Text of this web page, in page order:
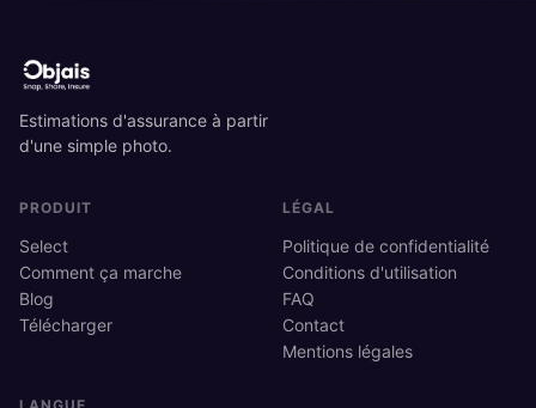
Estimations d'assurance à partir
d'une simple photo.
PRODUIT
Select
Comment ça marche
Blog
Télécharger
LÉGAL
Politique de confidentialité
Conditions d'utilisation
FAQ
Contact
Mentions légales